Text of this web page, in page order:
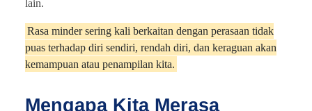
lain.
Rasa minder sering kali berkaitan dengan perasaan tidak
puas terhadap diri sendiri, rendah diri, dan keraguan akan
kemampuan atau penampilan kita.
Mengapa Kita Merasa